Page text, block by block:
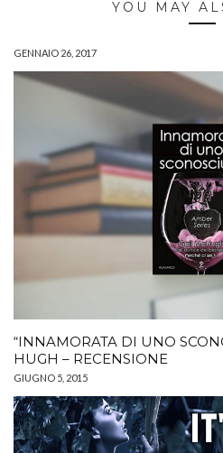
YOU MAY
GENNAIO 26, 2017
“INNAMORATA DI UNO
HUGH – RECENSIONE
GIUGNO 5, 2015